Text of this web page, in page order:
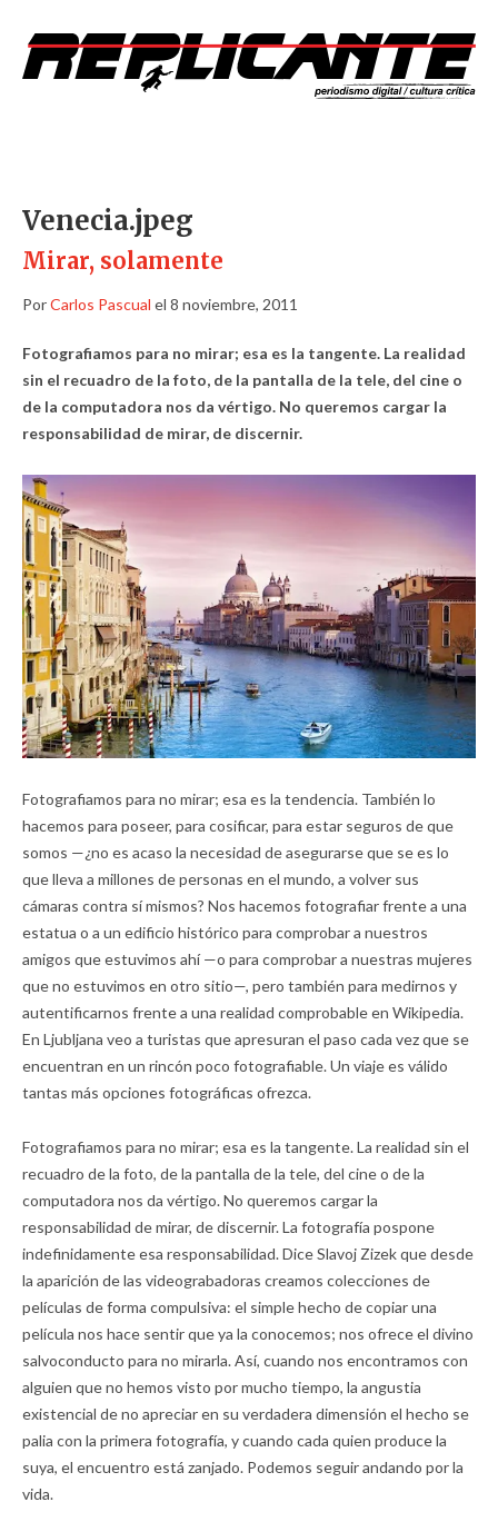
Venecia.jpeg
Mirar, solamente
PorCarlos Pascual el 8 noviembre, 2011
Fotografiamos para no mirar; esa es la tangente. La realidad
sin el recuadro de la foto, de la pantalla de la tele, del cine o
de la computadora nos da vértigo. No queremos cargar la
responsabilidad de mirar, de discernir.
Fotografiamos para no mirar; esa es la tendencia. También lo
hacemos para poseer, para cosificar, para estar seguros de que
somos —¿no es acaso la necesidad de asegurarse que se es lo
que lleva a millones de personas en el mundo, a volver sus
cámaras contra sí mismos? Nos hacemos fotografiar frente a una
estatua o a un edificio histórico para comprobar a nuestros
amigos que estuvimos ahí —o para comprobar a nuestras mujeres
que no estuvimos en otro sitio—, pero también para medirnos y
autentificarnos frente a una realidad comprobable en Wikipedia.
En Ljubljana veo a turistas que apresuran el paso cada vez que se
encuentran en un rincón poco fotografiable. Un viaje es válido
tantas más opciones fotográficas ofrezca.
Fotografiamos para no mirar; esa es la tangente. La realidad sin el
recuadro de la foto, de la pantalla de la tele, del cine o de la
computadora nos da vértigo. No queremos cargar la
responsabilidad de mirar, de discernir. La fotografía pospone
indefinidamente esa responsabilidad. Dice Slavoj Zizek que desde
la aparición de las videograbadoras creamos colecciones de
películas de forma compulsiva: el simple hecho de copiar una
película nos hace sentir que ya la conocemos; nos ofrece el divino
salvoconducto para no mirarla. Así, cuando nos encontramos con
alguien que no hemos visto por mucho tiempo, la angustia
existencial de no apreciar en su verdadera dimensión el hecho se
palia con la primera fotografía, y cuando cada quien produce la
suya, el encuentro está zanjado. Podemos seguir andando por la
vida.